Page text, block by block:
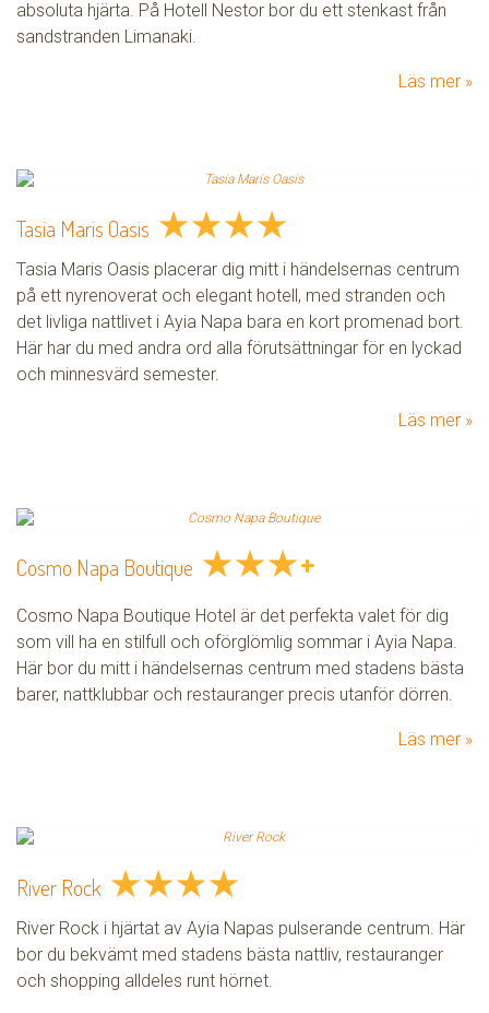
absoluta hjärta. På Hotell Nestor bor du ett stenkast från
sandstranden Limanaki.
Läs mer
Tasia Maris Oasis ★★★★
Tasia Maris Oasis placerar dig mitt i händelsernas centrum
på ett nyrenoverat och elegant hotell, med stranden och
det livliga nattlivet i Ayia Napa bara en kort promenad bort.
Här har du med andra ord alla förutsättningar för en lyckad
och minnesvärd semester.
Läs mer
Cosmo Napa Boutique ★★★+
Cosmo Napa Boutique Hotel är det perfekta valet för dig
som vill ha en stilfull och oförglömlig sommar i Ayia Napa.
Här bor du mitt i händelsernas centrum med stadens bästa
barer, nattklubbar och restauranger precis utanför dörren.
Läs mer
River Rock ★★★★
River Rock i hjärtat av Ayia Napas pulserande centrum. Här
bor du bekvämt med stadens bästa nattliv, restauranger
och shopping alldeles runt hörnet.